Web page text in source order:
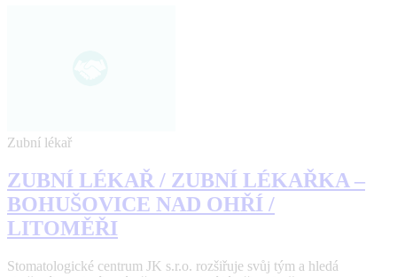
Zubní lékař
ZUBNÍ LÉKAŘ / ZUBNÍ LÉKAŘKA –
BOHUŠOVICE NAD OHŘÍ /
LITOMĚŘI
Stomatologické centrum JK s.r.o. rozšiřuje svůj tým a hledá